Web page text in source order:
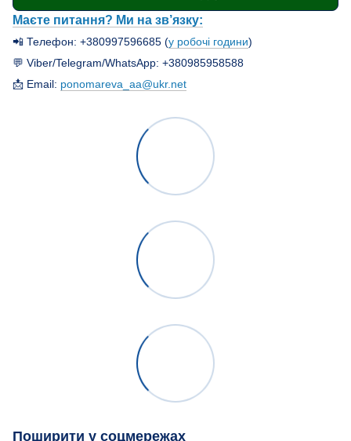
Маєте питання? Ми на зв’язку:
📲 Телефон: +380997596685 (у робочі години)
💬 Viber/Telegram/WhatsApp: +380985958588
📩 Email: ponomareva_aa@ukr.net
Поширити у соцмережах